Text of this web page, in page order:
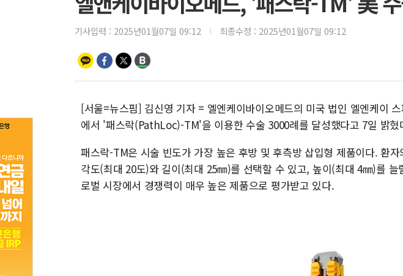
기사입력 : 2025년01월07일 09:12 최종수정 : 2025년01월07일 09:12
[서울=뉴스핌] 김신영 기자 = 엘엔케이바이오메드의 미국 법인 엘엔케이
에서 '패스락(PathLoc)-TM'을 이용한 수술 3000례를 달성했다고 7일 밝혔
패스락-TM은 시술 빈도가 가장 높은 후방 및 후측방 삽입형 제품이다. 환
각도(최대 20도)와 길이(최대 25㎜)를 선택할 수 있고, 높이(최대 4㎜)를 늘
로벌 시장에서 경쟁력이 매우 높은 제품으로 평가받고 있다.